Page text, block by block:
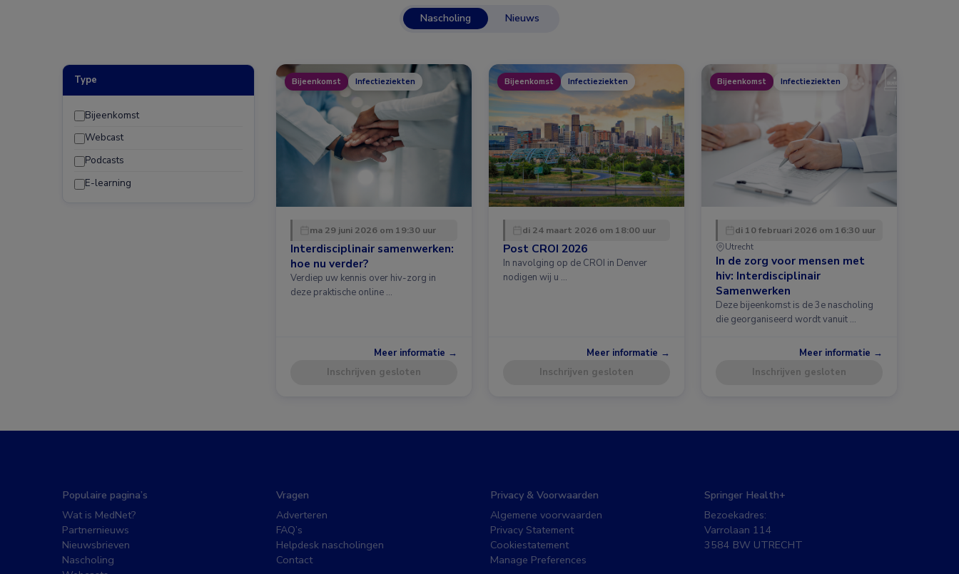
Nascholing Nieuws
Type
Bijeenkomst
Webcast
Podcasts
E-learning
Bijeenkomst Infectieziekten
ma 29 juni 2026 om 19:30 uur
Interdisciplinair samenwerken:
hoe nu verder?
Verdiep uw kennis over hiv-zorg in
deze praktische online …
Meer informatie →
Inschrijven gesloten
Bijeenkomst Infectieziekten
di 24 maart 2026 om 18:00 uur
Post CROI 2026
In navolging op de CROI in Denver
nodigen wij u …
Meer informatie →
Inschrijven gesloten
Bijeenkomst Infectieziekten
di 10 februari 2026 om 16:30 uur
Utrecht
In de zorg voor mensen met
hiv: Interdisciplinair
Samenwerken
Deze bijeenkomst is de 3e nascholing
die georganiseerd wordt vanuit …
Meer informatie →
Inschrijven gesloten
Populaire pagina’s
Wat is MedNet?
Partnernieuws
Nieuwsbrieven
Nascholing
Vragen
Adverteren
FAQ’s
Helpdesk nascholingen
Contact
Privacy & Voorwaarden
Algemene voorwaarden
Privacy Statement
Cookiestatement
Manage Preferences
Springer Health+
Bezoekadres:
Varrolaan 114
3584 BW UTRECHT